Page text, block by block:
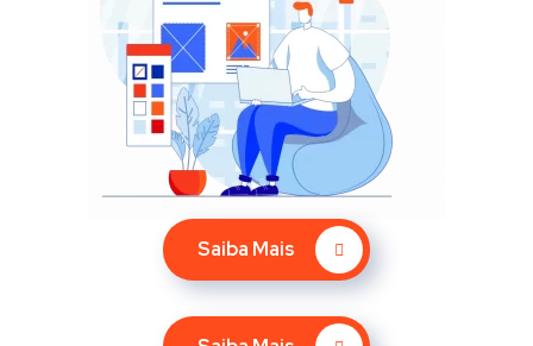
Saiba Mais